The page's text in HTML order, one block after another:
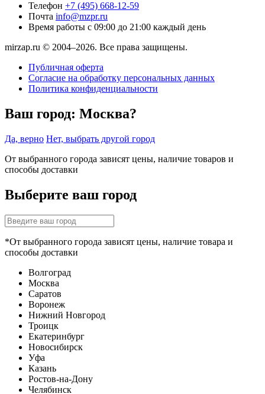
Телефон +7 (495) 668-12-59
Почта info@mzpr.ru
Время работы с 09:00 до 21:00 каждый день
mirzap.ru © 2004–2026. Все права защищены.
Публичная оферта
Согласие на обработку персональных данных
Политика конфиденциальности
Ваш город: Москва?
Да, верно Нет, выбрать другой город
От выбранного города зависят цены, наличие товаров и
способы доставки
Выберите ваш город
*От выбранного города зависят цены, наличие товара и
способы доставки
Волгоград
Москва
Саратов
Воронеж
Нижний Новгород
Троицк
Екатеринбург
Новосибирск
Уфа
Казань
Ростов-на-Дону
Челябинск